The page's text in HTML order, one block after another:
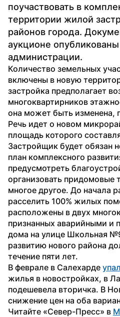
поучаствовать в
территории жилой
районов города.
аукционе
администрации.
Количество земельных
включены в новую
застройка предполагает
многоквартирников
она может быть изменена,
Речь идет о новом
площадь которого
Застройщик будет обязан
план комплексного
предусмотреть
организовать придомовые
многое другое. До начала
расселить 100% жилых
расположены в двух
признанных аварийными
дома на улице Школьная
развитию нового района
течение пяти лет.
В феврале в Салехарде
жилья в новостройках, в
подешевела вторичка. В
снижение цен на оба
Читайте «Север-Пресс» в